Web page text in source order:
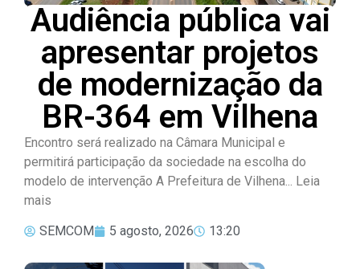
Audiência pública vai
apresentar projetos
de modernização da
BR-364 em Vilhena
Encontro será realizado na Câmara Municipal e
permitirá participação da sociedade na escolha do
modelo de intervenção A Prefeitura de Vilhena... Leia
mais
SEMCOM 5 agosto, 2026 13:20